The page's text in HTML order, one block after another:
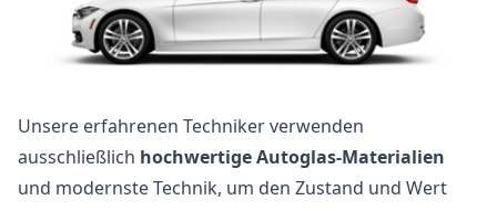
Unsere erfahrenen Techniker verwenden
ausschließlich hochwertige Autoglas-Materialien
und modernste Technik, um den Zustand und Wert